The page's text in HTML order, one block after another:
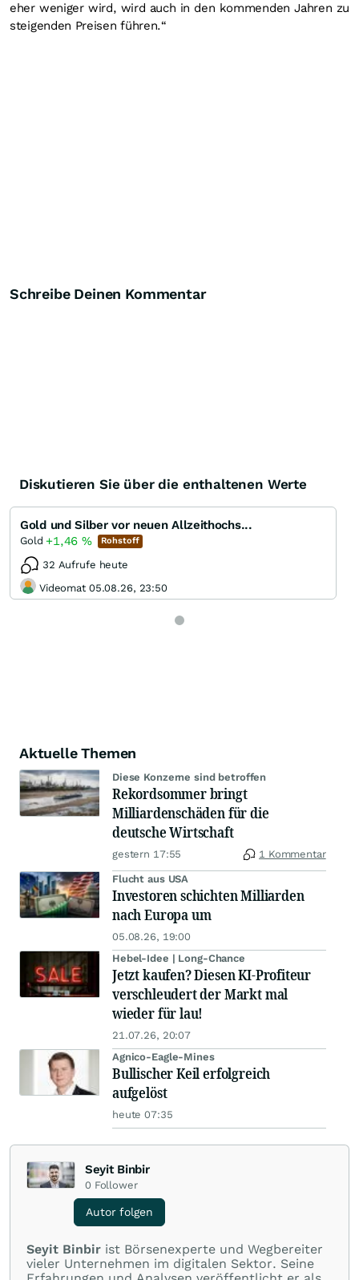
eher weniger wird, wird auch in den kommenden Jahren zu
steigenden Preisen führen.“
Schreibe Deinen Kommentar
Diskutieren Sie über die enthaltenen Werte
Gold und Silber vor neuen Allzeithochs...
Gold +1,46 % Rohstoff
32 Aufrufe heute
Videomat 05.08.26, 23:50
Aktuelle Themen
Diese Konzerne sind betroffen
Rekordsommer bringt
Milliardenschäden für die
deutsche Wirtschaft
gestern 17:55 1 Kommentar
Flucht aus USA
Investoren schichten Milliarden
nach Europa um
05.08.26, 19:00
Hebel-Idee | Long-Chance
Jetzt kaufen? Diesen KI-Profiteur
verschleudert der Markt mal
wieder für lau!
21.07.26, 20:07
Agnico-Eagle-Mines
Bullischer Keil erfolgreich
aufgelöst
heute 07:35
Seyit Binbir
0 Follower
Autor folgen
Seyit Binbir ist Börsenexperte und Wegbereiter
vieler Unternehmen im digitalen Sektor. Seine